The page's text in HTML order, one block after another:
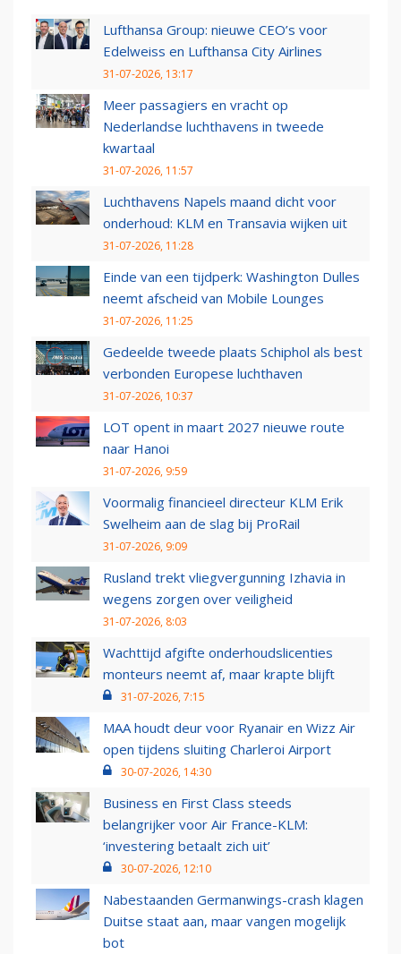
Lufthansa Group: nieuwe CEO’s voor
Edelweiss en Lufthansa City Airlines
31-07-2026, 13:17
Meer passagiers en vracht op
Nederlandse luchthavens in tweede
kwartaal
31-07-2026, 11:57
Luchthavens Napels maand dicht voor
onderhoud: KLM en Transavia wijken uit
31-07-2026, 11:28
Einde van een tijdperk: Washington Dulles
neemt afscheid van Mobile Lounges
31-07-2026, 11:25
Gedeelde tweede plaats Schiphol als best
verbonden Europese luchthaven
31-07-2026, 10:37
LOT opent in maart 2027 nieuwe route
naar Hanoi
31-07-2026, 9:59
Voormalig financieel directeur KLM Erik
Swelheim aan de slag bij ProRail
31-07-2026, 9:09
Rusland trekt vliegvergunning Izhavia in
wegens zorgen over veiligheid
31-07-2026, 8:03
Wachttijd afgifte onderhoudslicenties
monteurs neemt af, maar krapte blijft
31-07-2026, 7:15
MAA houdt deur voor Ryanair en Wizz Air
open tijdens sluiting Charleroi Airport
30-07-2026, 14:30
Business en First Class steeds
belangrijker voor Air France-KLM:
‘investering betaalt zich uit’
30-07-2026, 12:10
Nabestaanden Germanwings-crash klagen
Duitse staat aan, maar vangen mogelijk
bot